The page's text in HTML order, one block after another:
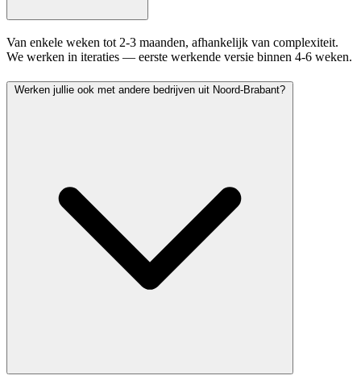
Van enkele weken tot 2-3 maanden, afhankelijk van complexiteit.
We werken in iteraties — eerste werkende versie binnen 4-6 weken.
Werken jullie ook met andere bedrijven uit Noord-Brabant?